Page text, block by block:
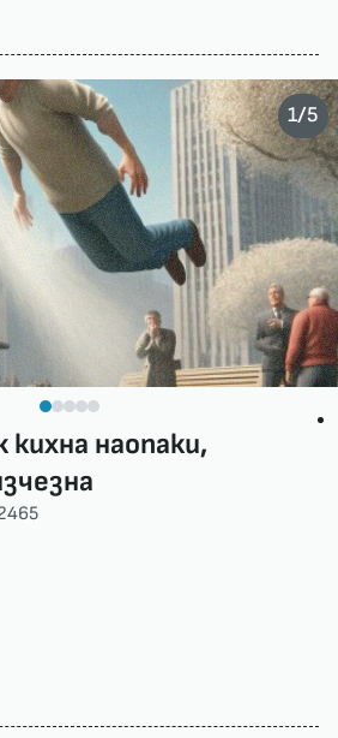
кихна наопаки,
1/5